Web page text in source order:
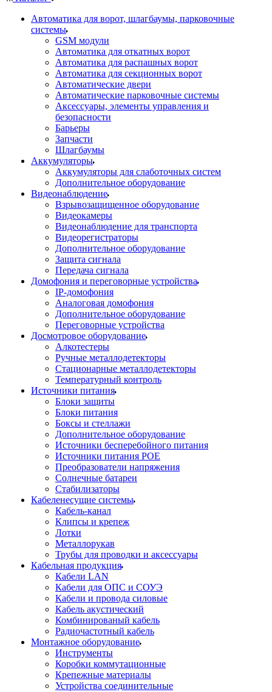
Автоматика для ворот, шлагбаумы, парковочные
системы
GSM модули
Автоматика для откатных ворот
Автоматика для распашных ворот
Автоматика для секционных ворот
Автоматические двери
Автоматические парковочные системы
Аксессуары, элементы управления и
безопасности
Барьеры
Запчасти
Шлагбаумы
Аккумуляторы
Аккумуляторы для слаботочных систем
Дополнительное оборудование
Видеонаблюдение
Взрывозащищенное оборудование
Видеокамеры
Видеонаблюдение для транспорта
Видеорегистраторы
Дополнительное оборудование
Защита сигнала
Передача сигнала
Домофония и переговорные устройства
IP-домофония
Аналоговая домофония
Дополнительное оборудование
Переговорные устройства
Досмотровое оборудование
Алкотестеры
Ручные металлодетекторы
Стационарные металлодетекторы
Температурный контроль
Источники питания
Блоки защиты
Блоки питания
Боксы и стеллажи
Дополнительное оборудование
Источники бесперебойного питания
Источники питания POE
Преобразователи напряжения
Солнечные батареи
Стабилизаторы
Кабеленесущие системы
Кабель-канал
Клипсы и крепеж
Лотки
Металлорукав
Трубы для проводки и аксессуары
Кабельная продукция
Кабели LAN
Кабели для ОПС и СОУЭ
Кабели и провода силовые
Кабель акустический
Комбинированый кабель
Радиочастотный кабель
Монтажное оборудование
Инструменты
Коробки коммутационные
Крепежные материалы
Устройства соединительные